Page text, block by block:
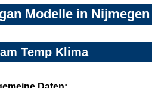
Modelle in
Temp Klima